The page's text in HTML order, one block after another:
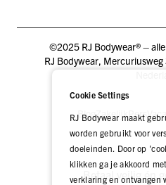
©2025 RJ Bodywear® –
RJ Bodywear,
BlogZakelijkPers
Betaal veilig én
Cookie Settings
RJ Bodywear maakt
worden gebruikt voor
doeleinden. Door op
klikken ga je akkoord
verklaring en ontvangen